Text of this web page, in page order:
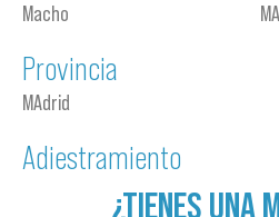
Macho
Provincia
MAdrid
Adiestramiento
¿TIENES UNA